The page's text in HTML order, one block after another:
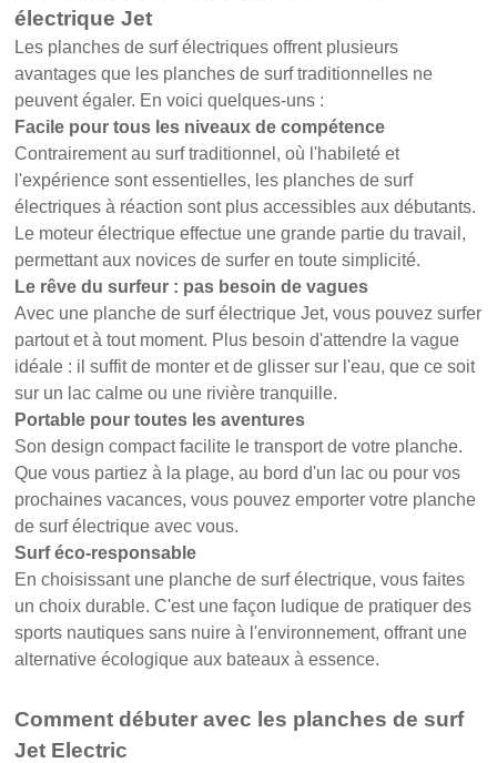
électrique Jet
Les planches de surf électriques offrent plusieurs
avantages que les planches de surf traditionnelles ne
peuvent égaler. En voici quelques-uns :
Facile pour tous les niveaux de compétence
Contrairement au surf traditionnel, où l'habileté et
l'expérience sont essentielles, les planches de surf
électriques à réaction sont plus accessibles aux débutants.
Le moteur électrique effectue une grande partie du travail,
permettant aux novices de surfer en toute simplicité.
Le rêve du surfeur : pas besoin de vagues
Avec une planche de surf électrique Jet, vous pouvez surfer
partout et à tout moment. Plus besoin d'attendre la vague
idéale : il suffit de monter et de glisser sur l'eau, que ce soit
sur un lac calme ou une rivière tranquille.
Portable pour toutes les aventures
Son design compact facilite le transport de votre planche.
Que vous partiez à la plage, au bord d'un lac ou pour vos
prochaines vacances, vous pouvez emporter votre planche
de surf électrique avec vous.
Surf éco-responsable
En choisissant une planche de surf électrique, vous faites
un choix durable. C'est une façon ludique de pratiquer des
sports nautiques sans nuire à l'environnement, offrant une
alternative écologique aux bateaux à essence.
Comment débuter avec les planches de surf
Jet Electric